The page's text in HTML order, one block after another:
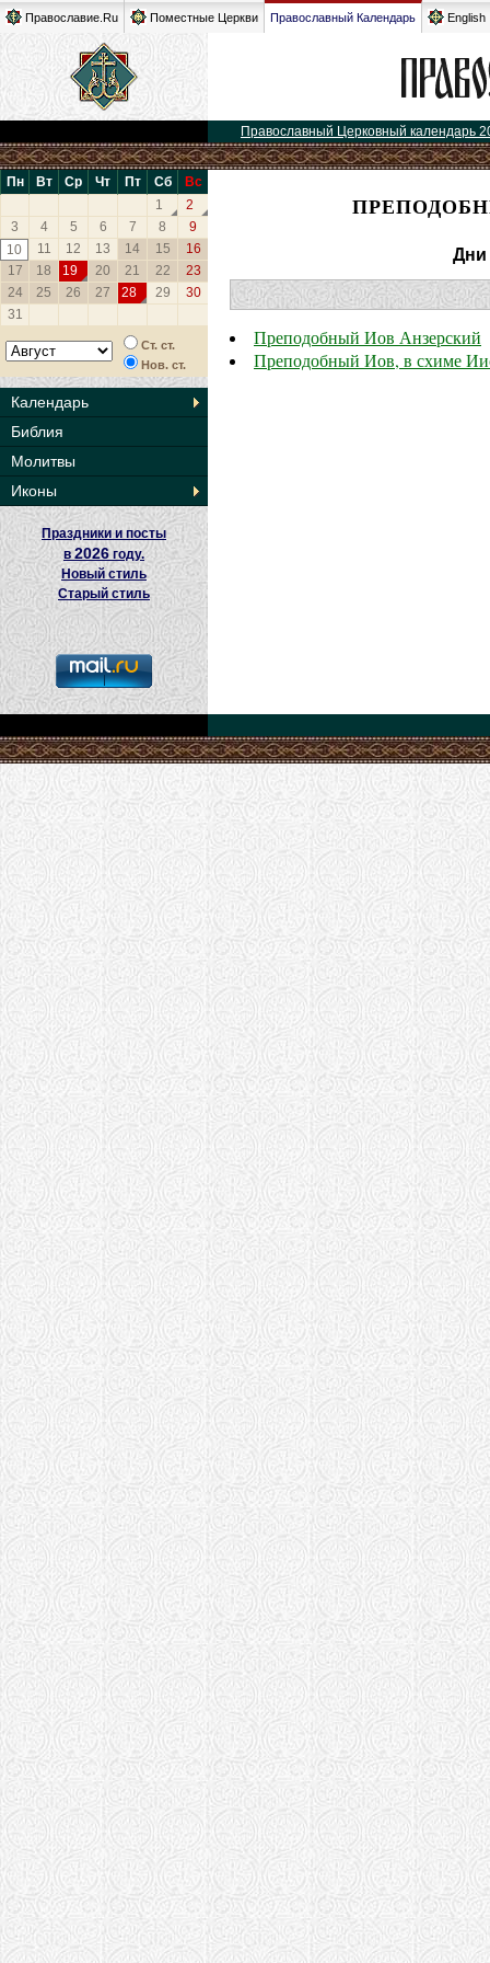
Православие.Ru Поместные Церкви Православный Календарь English
Православный Церковный календарь
Пн Вт Ср Чт Пт Сб
Вс
1
2
3
4 5 6 7 8
9
10
11 12 13 14 15
16
17
18 19 20 21 22
23
24
25 26 27 28 29
30
31
Ст. ст.
Нов. ст.
Календарь
Библия
Молитвы
Иконы
Праздники и посты
в2026 году.
Новый стиль
Старый стиль
Дни
Преподобный Иов Анзерский
Преподобный Иов, в схиме